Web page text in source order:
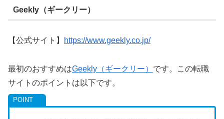
Geekly（ギークリー）
【公式サイト】 https://www.geekly.co.jp/
最初のおすすめはGeekly（ギークリー） です。この転職
サイトのポイントは以下です。